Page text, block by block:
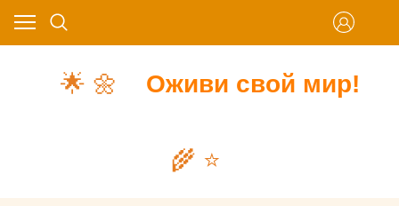
🌟 🌼 Оживи свой мир!
🌾 ⭐️